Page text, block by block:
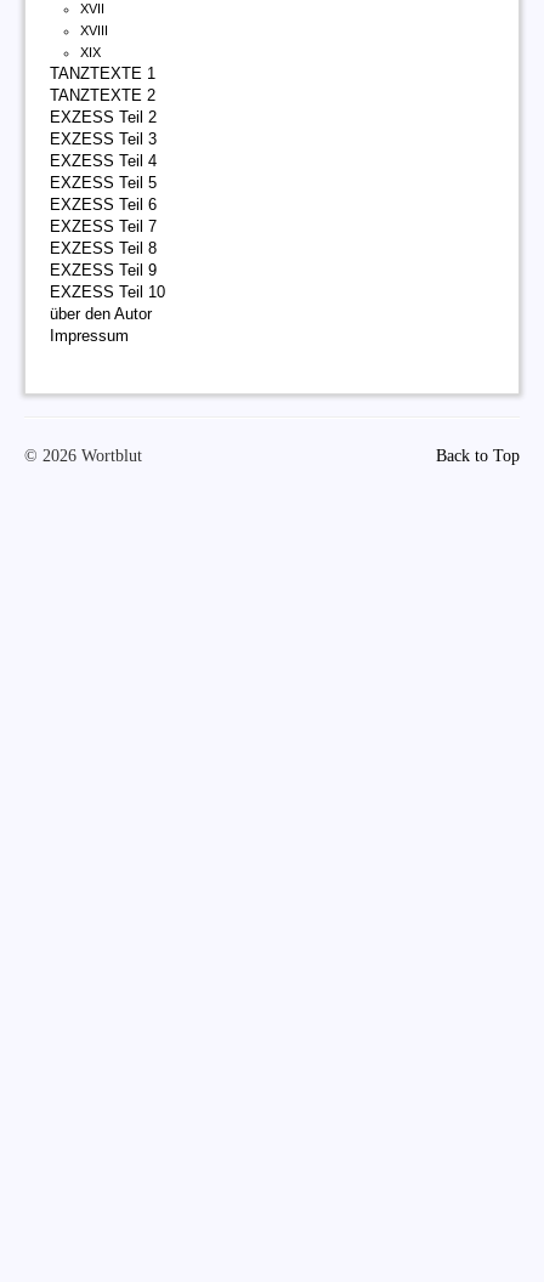
XVII
XVIII
XIX
TANZTEXTE 1
TANZTEXTE 2
EXZESS Teil 2
EXZESS Teil 3
EXZESS Teil 4
EXZESS Teil 5
EXZESS Teil 6
EXZESS Teil 7
EXZESS Teil 8
EXZESS Teil 9
EXZESS Teil 10
über den Autor
Impressum
Back to Top
© 2026 Wortblut